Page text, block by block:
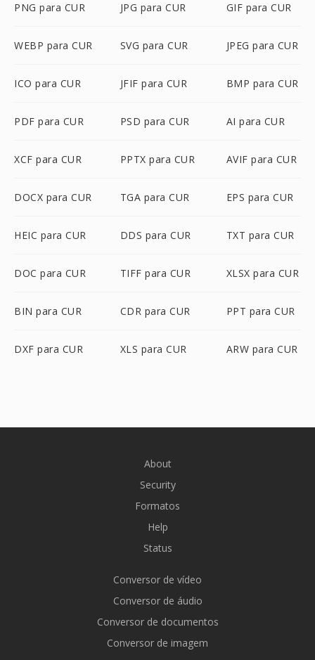
PNG para CUR JPG para CUR GIF para CUR
WEBP para CUR SVG para CUR JPEG para CUR
ICO para CUR JFIF para CUR BMP para CUR
PDF para CUR PSD para CUR AI para CUR
XCF para CUR PPTX para CUR AVIF para CUR
DOCX para CUR TGA para CUR EPS para CUR
HEIC para CUR DDS para CUR TXT para CUR
DOC para CUR TIFF para CUR XLSX para CUR
BIN para CUR CDR para CUR PPT para CUR
DXF para CUR XLS para CUR ARW para CUR
About
Security
Formatos
Help
Status
Conversor de vídeo
Conversor de áudio
Conversor de documentos
Conversor de imagem